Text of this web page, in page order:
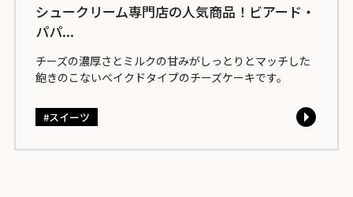
シュークリーム専門店の人気商品！ビアード・
パパ...
チーズの濃厚さとミルクの甘みがしっとりとマッチした
飽きのこないべイクドタイプのチーズケーキです。
スイーツ